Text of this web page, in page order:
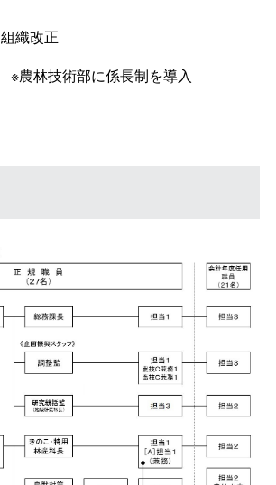
組織改正
※農林技術部に係長制を導入